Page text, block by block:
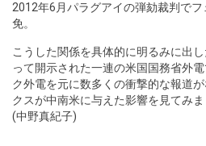
2012年6月パラグアイの弾劾裁判で
免。
こうした関係を具体的に明るみに出
って開示された一連の米国国務省外
ク外電を元に数多くの衝撃的な報道
クスが中南米に与えた影響を見てみま
(中野真紀子)